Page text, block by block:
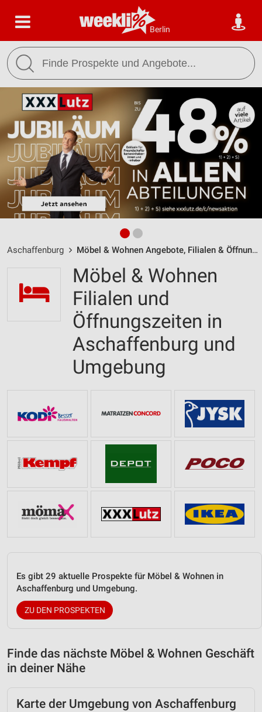
Berlin
Aschaffenburg Möbel & Wohnen Angebote, Filialen & Öffnungszeiten
Möbel & Wohnen
Filialen und
Öffnungszeiten in
Aschaffenburg und
Umgebung
Es gibt 29 aktuelle Prospekte für Möbel & Wohnen in
Aschaffenburg und Umgebung.
ZU DEN PROSPEKTEN
Finde das nächste Möbel & Wohnen Geschäft
in deiner Nähe
Karte der Umgebung von Aschaffenburg